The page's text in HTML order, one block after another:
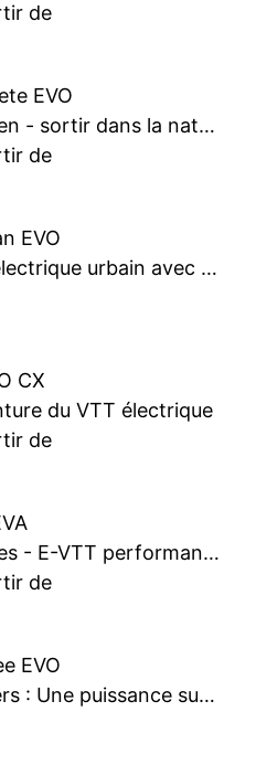
de
EVO
Entrer dans le quotidien - sortir dans la nature
de
EVO
Ville et plus : Le vélo électrique urbain avec un surplus d’énergie
CX
du VTT électrique
de
Conçu pour les femmes - E-VTT performant et parfaitement adapté
de
EVO
Pour les jeunes E-Bikers : Une puissance supplémentaire pour des aventures en VTT